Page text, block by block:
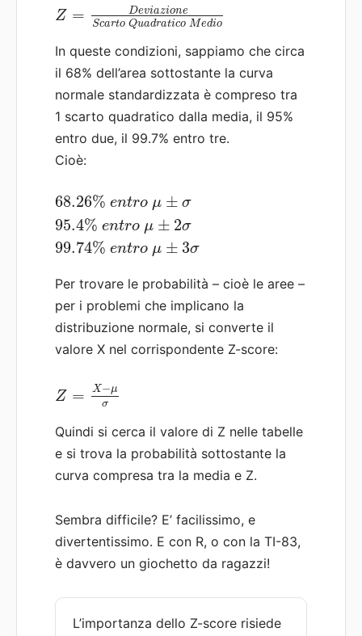
Z = Deviazione
Scarto Quadratico Medio
In queste condizioni, sappiamo che circa
il 68% dell’area sottostante la curva
normale standardizzata è compreso tra
1 scarto quadratico dalla media, il 95%
entro due, il 99.7% entro tre.
Cioè:
68.26% entro μ ± σ
95.4% entro μ ± 2σ
99.74% entro μ ± 3σ
Per trovare le probabilità – cioè le aree –
per i problemi che implicano la
distribuzione normale, si converte il
valore X nel corrispondente Z-score:
Z = X−μ
σ
Quindi si cerca il valore di Z nelle tabelle
e si trova la probabilità sottostante la
curva compresa tra la media e Z.
Sembra difficile? E’ facilissimo, e
divertentissimo. E con R, o con la TI-83,
è davvero un giochetto da ragazzi!
L’importanza dello Z-score risiede